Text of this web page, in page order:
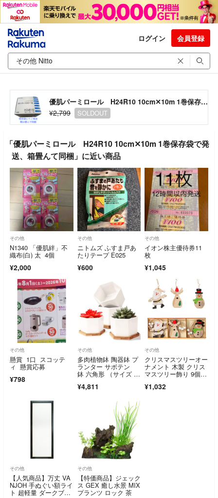
ログイン 会員登録
優肌パーミロール H24R10 10cm✕10m 1巻保存袋で発送、箱畳んて同梱
¥2,799
SOLDOUT
「優肌パーミロール H24R10 10cm✕10m 1巻保存袋で発
送、箱畳んて同梱」に近い商品
その他
N1340 「優肌絆」不
織布(白) 太 4個
¥2,000
その他
ニトムズ ふすま戸あ
たりテープ E025
¥600
その他
イオン株主優待券11
枚
¥1,045
その他
懸賞 1口 スコッテ
ィ 懸賞応募
¥798
その他
多肉植物鉢 陶器鉢 プ
ランター サボテン
鉢 六角形 （サイズ 9*
¥4,811
その他
クリスマスツリーオー
ナメント 木製 クリス
マスツリー飾り 9個セ
¥1,032
その他
【人気商品】万丈 VA
NJOH 手ぬぐい額ライ
ト 超軽量 ダークブル
その他
【特価商品】ジェック
ス GEX 癒し水景 MIX
プランツ ロック 茶